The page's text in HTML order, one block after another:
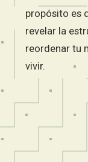
propósito es
revelar la
reordenar tu
vivir.